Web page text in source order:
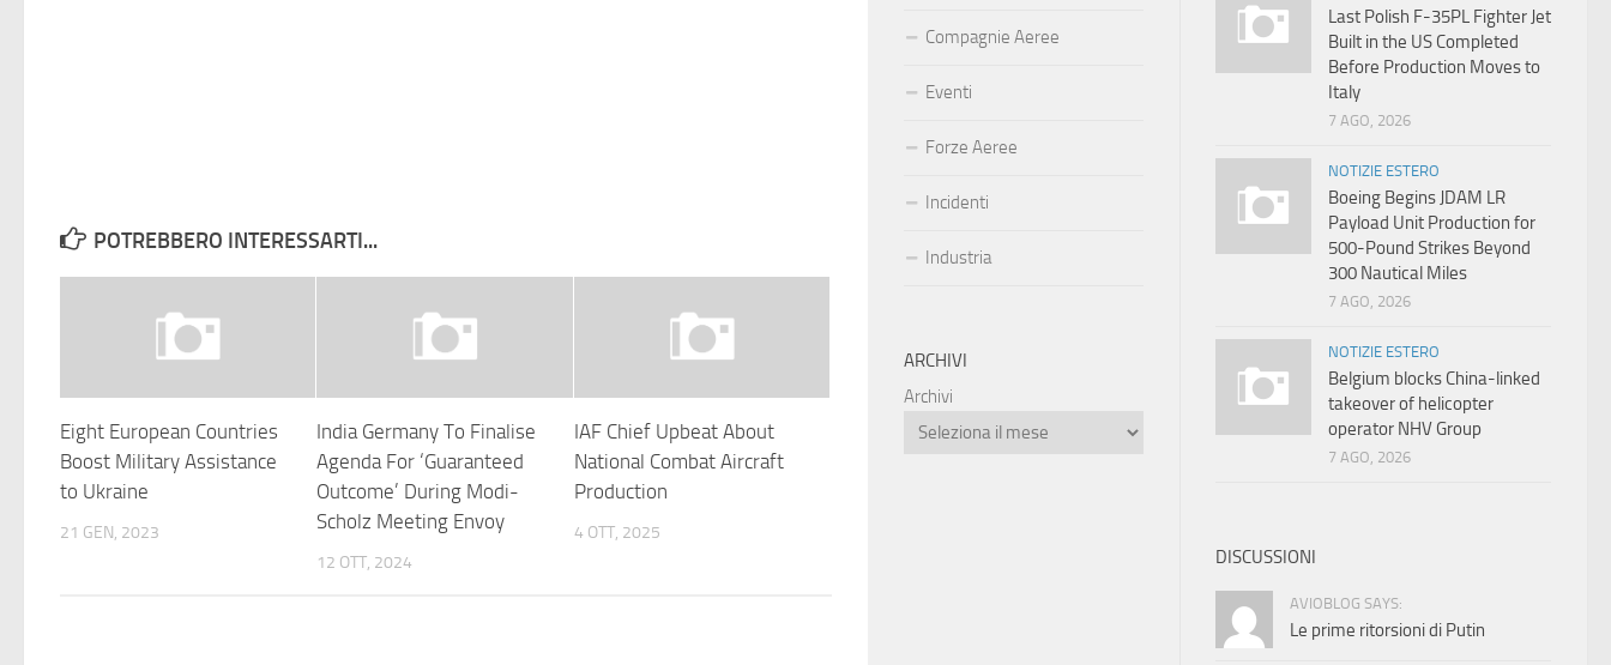
POTREBBERO INTERESSARTI...
Eight European Countries
Boost Military Assistance
to Ukraine
21 GEN, 2023
India Germany To Finalise
Agenda For ‘Guaranteed
Outcome’ During Modi-
Scholz Meeting Envoy
12 OTT, 2024
IAF Chief Upbeat About
National Combat Aircraft
Production
4 OTT, 2025
Last Polish F-35PL Fighter Jet
Built in the US Completed
Before Production Moves to
Italy
7 AGO, 2026
NOTIZIE ESTERO
Boeing Begins JDAM LR
Payload Unit Production for
500-Pound Strikes Beyond
300 Nautical Miles
7 AGO, 2026
NOTIZIE ESTERO
Belgium blocks China-linked
takeover of helicopter
operator NHV Group
7 AGO, 2026
DISCUSSIONI
AVIOBLOG SAYS:
Le prime ritorsioni di Putin
Compagnie Aeree
Eventi
Forze Aeree
Incidenti
Industria
ARCHIVI
Archivi